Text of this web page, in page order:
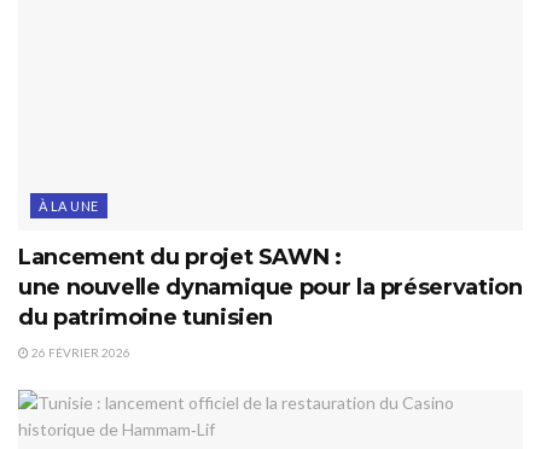
À LA UNE
Lancement du projet SAWN :
une nouvelle dynamique pour la préservation
du patrimoine tunisien
26 FÉVRIER 2026